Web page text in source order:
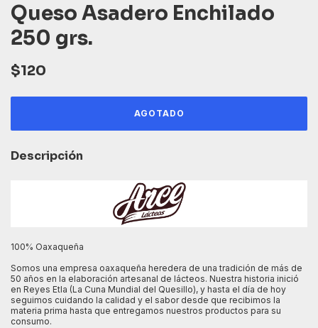
Queso Asadero Enchilado
250 grs.
$120
Descripción
100% Oaxaqueña
Somos una empresa oaxaqueña heredera de una tradición de más de
50 años en la elaboración artesanal de lácteos. Nuestra historia inició
en Reyes Etla (La Cuna Mundial del Quesillo), y hasta el día de hoy
seguimos cuidando la calidad y el sabor desde que recibimos la
materia prima hasta que entregamos nuestros productos para su
consumo.